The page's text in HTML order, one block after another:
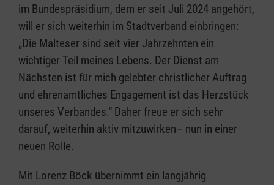
im Bundespräsidium, dem er seit Juli 2024 angehört,
will er sich weiterhin im Stadtverband einbringen:
„Die Malteser sind seit vier Jahrzehnten ein
wichtiger Teil meines Lebens. Der Dienst am
Nächsten ist für mich gelebter christlicher Auftrag
und ehrenamtliches Engagement ist das Herzstück
unseres Verbandes.“ Daher freue er sich sehr
darauf, weiterhin aktiv mitzuwirken– nun in einer
neuen Rolle.
Mit Lorenz Böck übernimmt ein langjährig